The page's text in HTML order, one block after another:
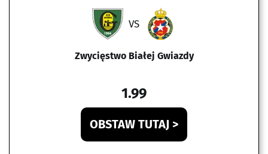
VS
Zwycięstwo Białej Gwiazdy
1.99
OBSTAW TUTAJ >